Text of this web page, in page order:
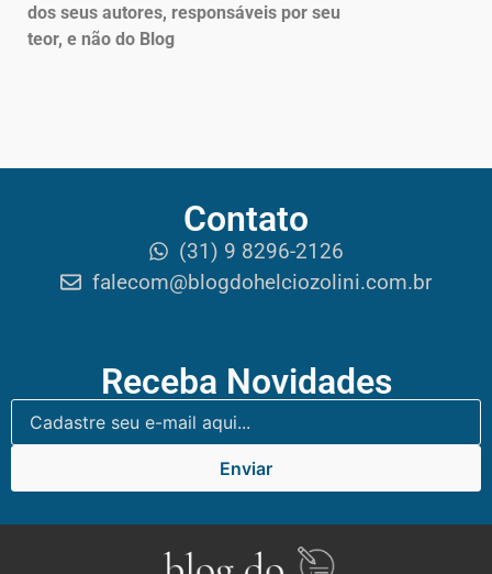
dos seus autores, responsáveis por seu
teor, e não do Blog
Contato
(31) 9 8296-2126
falecom@blogdohelciozolini.com.br
Receba Novidades
Enviar